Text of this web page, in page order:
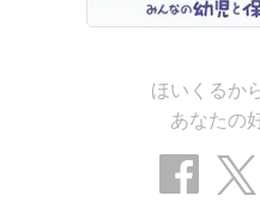
ほいくるか
あなたの